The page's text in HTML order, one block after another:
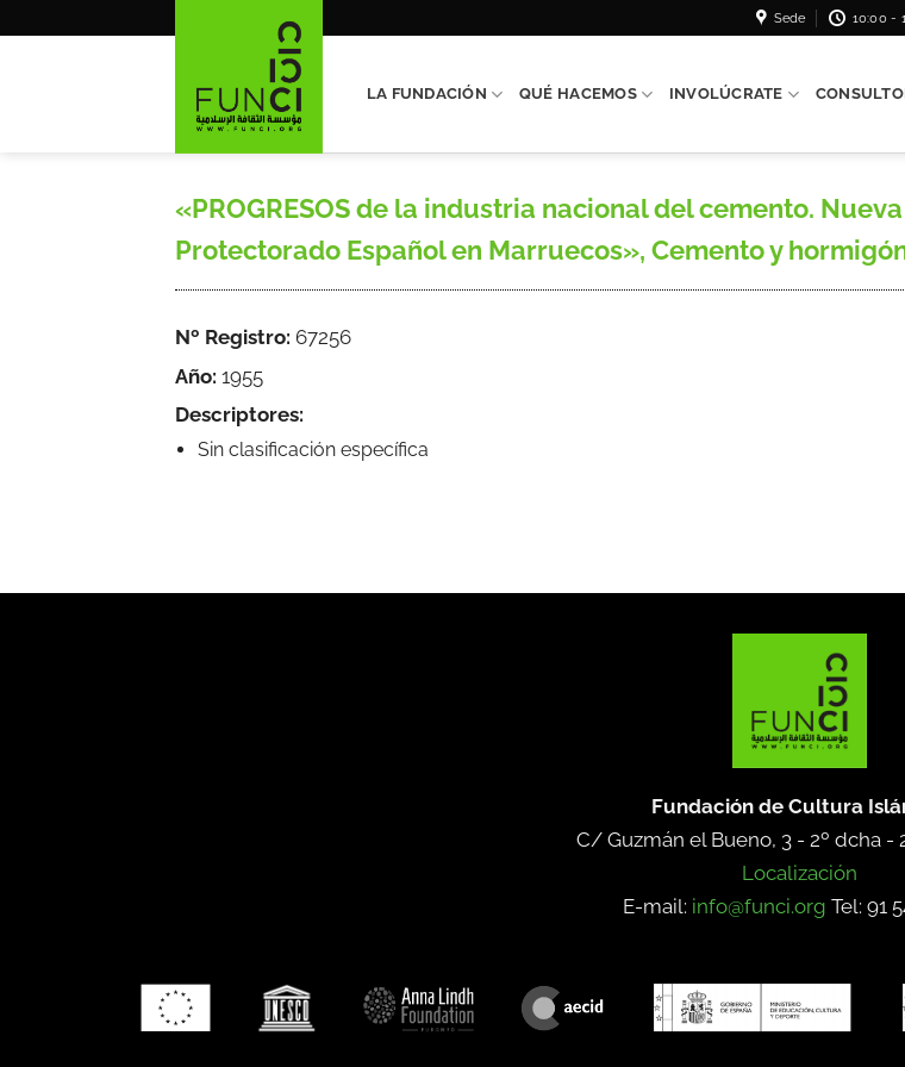
Sede 10:00 -
LA FUNDACIÓN QUÉ HACEMOS INVOLÚCRATE
«PROGRESOS de la industria nacional del cemento.
Protectorado Español en Marruecos», Cemento y
Nº Registro: 67256
Año: 1955
Descriptores:
Sin clasificación específica
Fundación de Cultura
C/ Guzmán el Bueno, 3 - 2º dcha -
Localización
E-mail: info@funci.org Tel: 91